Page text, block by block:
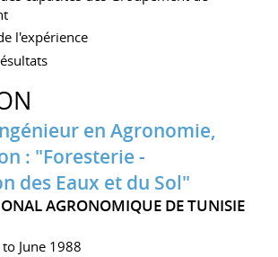
l'expérience
en Agronomie,
: "Foresterie -
des Eaux et du Sol"
AGRONOMIQUE DE TUNISIE
June 1988